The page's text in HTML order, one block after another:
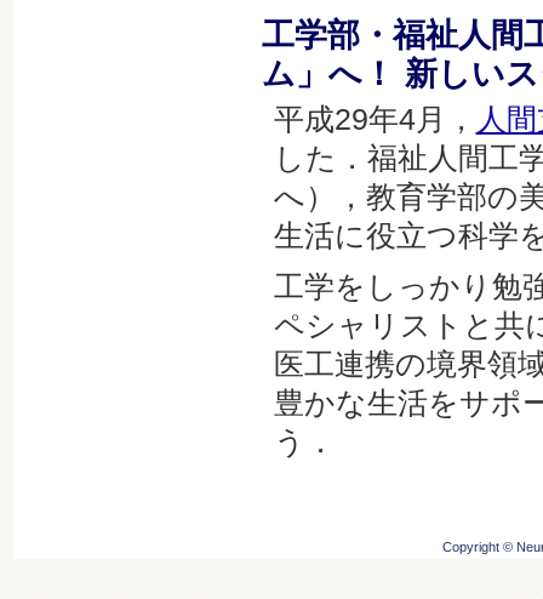
工学部・福祉人間
ム」へ！ 新しい
平成29年4月， 人
した．福祉人間工
へ），教育学部の
生活に役立つ科学
工学をしっかり勉
ペシャリストと共
医工連携の境界領
豊かな生活をサポ
う．
Copyright ©